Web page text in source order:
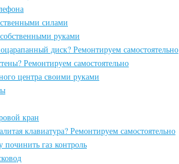
силами
руками
диск? Ремонтируем самостоятельно
Ремонтируем самостоятельно
центра своими руками
кран
клавиатура? Ремонтируем самостоятельно
газ контроль